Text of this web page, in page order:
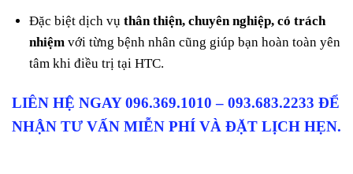
Đặc biệt dịch vụthân thiện, chuyên nghiệp, có trách
nhiệm với từng bệnh nhân cũng giúp bạn hoàn toàn yên
tâm khi điều trị tại HTC.
LIÊN HỆ NGAY 096.369.1010 – 093.683.2233 ĐỂ
NHẬN TƯ VẤN MIỄN PHÍ VÀ ĐẶT LỊCH HẸN.